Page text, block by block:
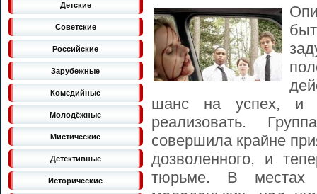
Детские
Советские
Российские
Зарубежные
Комедийные
Молодёжные
Мистические
Детективные
Исторические
шанс на успех, и
реализовать.
совершила крайне
дозволенного, и
тюрьме. В местах